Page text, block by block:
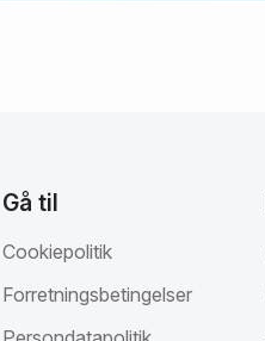
Gå til
Cookiepolitik
Forretningsbetingelser